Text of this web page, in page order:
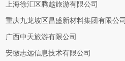
上海徐汇区腾越旅游有限公司
重庆九龙坡区昌盛新材料集团有限公司
广西中天旅游有限公司
安徽志远信息技术有限公司